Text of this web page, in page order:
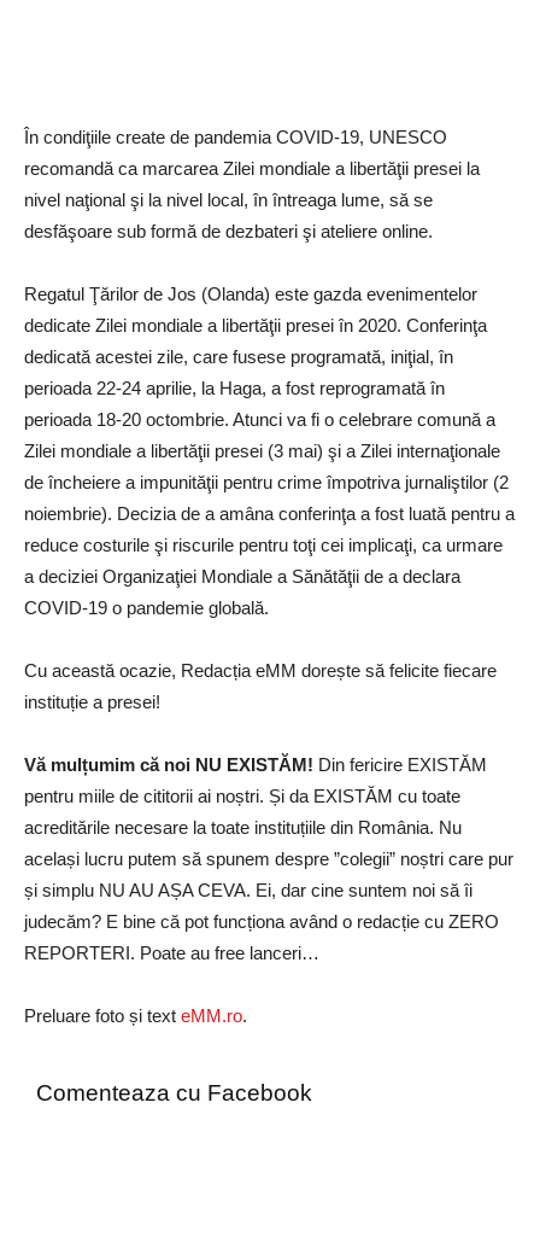
În condiţiile create de pandemia COVID-19, UNESCO
recomandă ca marcarea Zilei mondiale a libertăţii presei la
nivel naţional şi la nivel local, în întreaga lume, să se
desfăşoare sub formă de dezbateri şi ateliere online.
Regatul Ţărilor de Jos (Olanda) este gazda evenimentelor
dedicate Zilei mondiale a libertăţii presei în 2020. Conferinţa
dedicată acestei zile, care fusese programată, iniţial, în
perioada 22-24 aprilie, la Haga, a fost reprogramată în
perioada 18-20 octombrie. Atunci va fi o celebrare comună a
Zilei mondiale a libertăţii presei (3 mai) şi a Zilei internaţionale
de încheiere a impunităţii pentru crime împotriva jurnaliştilor (2
noiembrie). Decizia de a amâna conferinţa a fost luată pentru a
reduce costurile şi riscurile pentru toţi cei implicaţi, ca urmare
a deciziei Organizaţiei Mondiale a Sănătăţii de a declara
COVID-19 o pandemie globală.
Cu această ocazie, Redacția eMM dorește să felicite fiecare
instituție a presei!
Vă mulțumim că noi NU EXISTĂM! Din fericire EXISTĂM
pentru miile de cititorii ai noștri. Și da EXISTĂM cu toate
acreditările necesare la toate instituțiile din România. Nu
același lucru putem să spunem despre ”colegii” noștri care pur
și simplu NU AU AȘA CEVA. Ei, dar cine suntem noi să îi
judecăm? E bine că pot funcționa având o redacție cu ZERO
REPORTERI. Poate au free lanceri…
Preluare foto și text eMM.ro.
Comenteaza cu Facebook